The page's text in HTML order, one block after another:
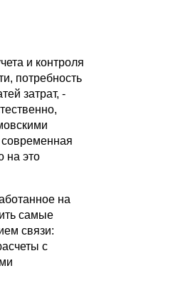
и контроля
потребность
затрат, -
на это
на
самые
связи:
с